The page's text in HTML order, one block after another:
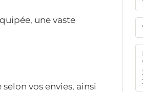
une vaste
vos envies, ainsi